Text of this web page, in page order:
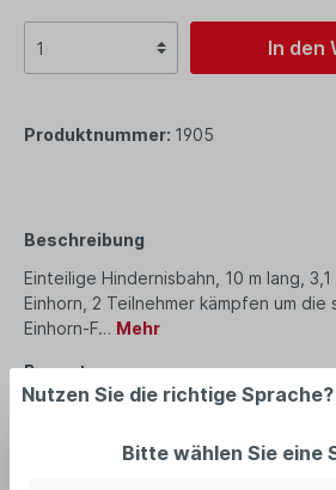
In den
Produktnummer: 1905
Beschreibung
Einteilige Hindernisbahn, 10 m lang,
Einhorn, 2 Teilnehmer kämpfen um
Einhorn-F… Mehr
Bewertungen
Nutzen Sie die richtige Sprache?
Bitte wählen Sie eine